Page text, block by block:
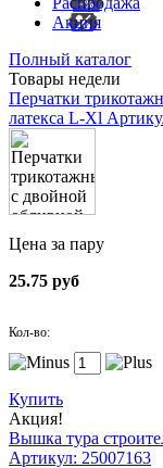
Акция
Полный каталог
Товары недели
Перчатки
латекса L-Xl
Цена за пару
25.75 руб
Кол-во:
Купить
Акция!
Вышка тура
Артикул: 25007163